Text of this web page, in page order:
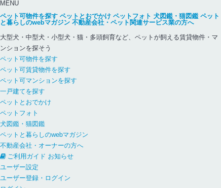
MENU
ペット可物件を探す ペットとおでかけ ペットフォト 犬図鑑・猫図鑑 ペット
と暮らしのwebマガジン 不動産会社・ペット関連サービス業の方へ
大型犬・中型犬・小型犬・猫・多頭飼育など、ペットが飼える賃貸物件・マ
ンションを探そう
ペット可物件を探す
ペット可賃貸物件を探す
ペット可マンションを探す
一戸建てを探す
ペットとおでかけ
ペットフォト
犬図鑑・猫図鑑
ペットと暮らしのwebマガジン
不動産会社・オーナーの方へ
ご利用ガイド お知らせ
ユーザー設定
ユーザー登録・ログイン